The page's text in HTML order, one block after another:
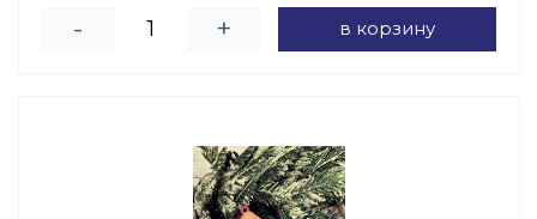
- + в корзину